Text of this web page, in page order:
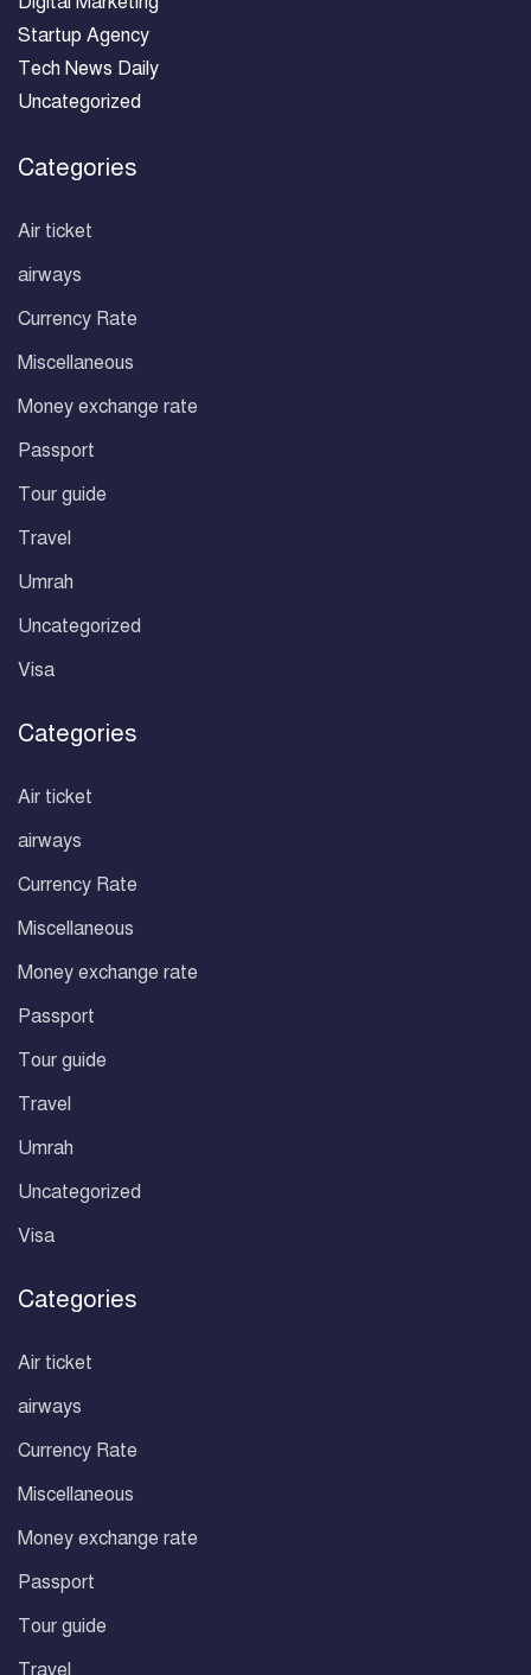
Startup Agency
Tech News Daily
Uncategorized
Categories
Air ticket
airways
Currency Rate
Miscellaneous
Money exchange rate
Passport
Tour guide
Travel
Umrah
Uncategorized
Visa
Categories
Air ticket
airways
Currency Rate
Miscellaneous
Money exchange rate
Passport
Tour guide
Travel
Umrah
Uncategorized
Visa
Categories
Air ticket
airways
Currency Rate
Miscellaneous
Money exchange rate
Passport
Tour guide
Travel